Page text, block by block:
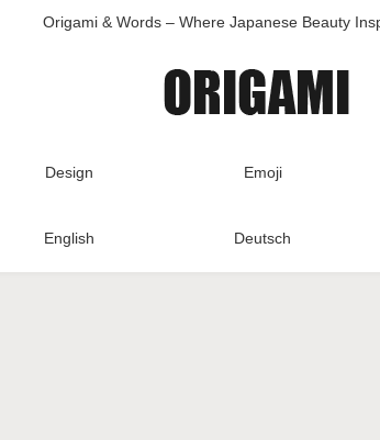
Origami & Words – Where Japanese Beauty
Design Emoji
English Deutsch